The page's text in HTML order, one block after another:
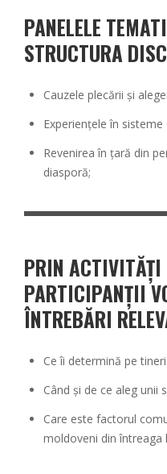
PANELELE
STRUCTURA
Cauzele plecării și
Experiențele în
Revenirea în țară din
diasporă;
PRIN ACTIVITĂȚI
PARTICIPANȚII
ÎNTREBĂRI
Ce îi determină pe
Când și de ce aleg unii
Care este factorul
moldoveni din întreaga